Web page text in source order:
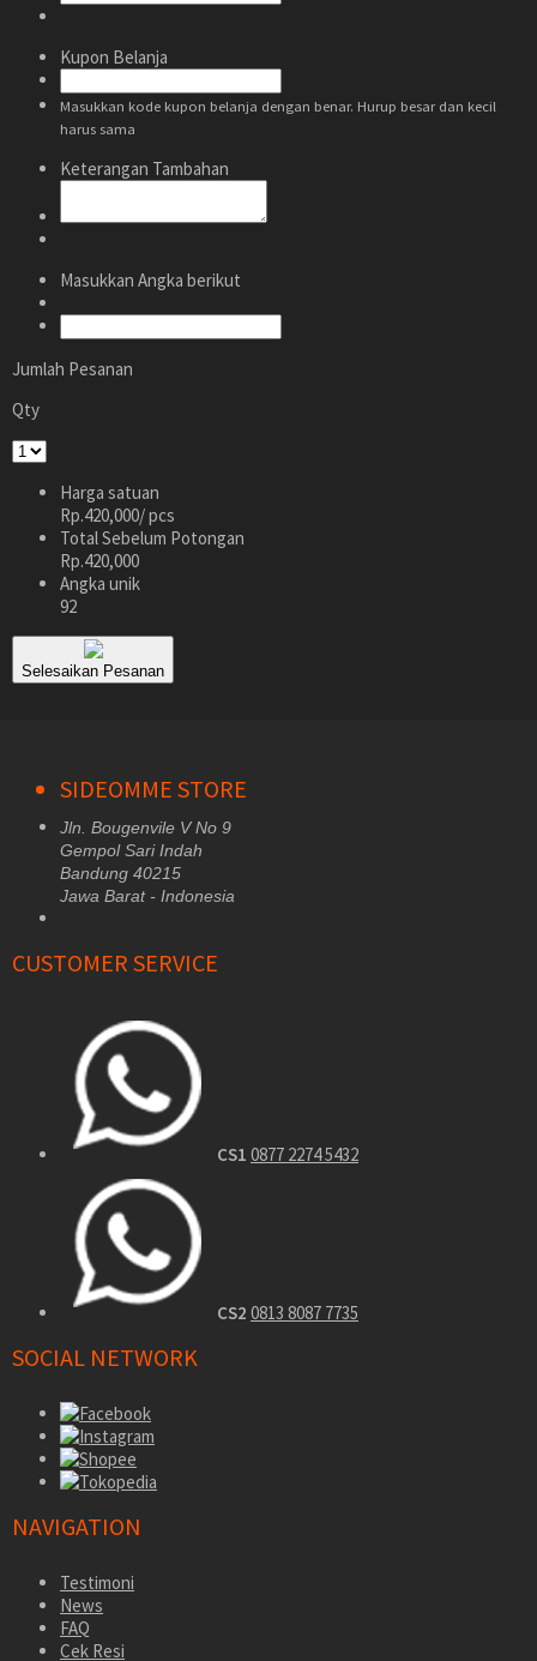
Kupon Belanja
Masukkan kode kupon belanja dengan benar. Hurup besar dan kecil
harus sama
Keterangan Tambahan
Masukkan Angka berikut
Jumlah Pesanan
Qty
Harga satuan
Rp.420,000/ pcs
Total Sebelum Potongan
Rp.420,000
Angka unik
92
Selesaikan Pesanan
SIDEOMME STORE
Jln. Bougenvile V No 9
Gempol Sari Indah
Bandung 40215
Jawa Barat - Indonesia
CUSTOMER SERVICE
CS1 0877 2274 5432
CS2 0813 8087 7735
SOCIAL NETWORK
NAVIGATION
Testimoni
News
FAQ
Cek Resi